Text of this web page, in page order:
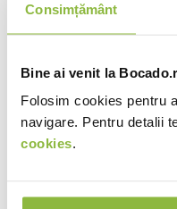
Consimțământ
Bine ai venit la
Folosim cookies pentru
navigare. Pentru detalii
cookies.